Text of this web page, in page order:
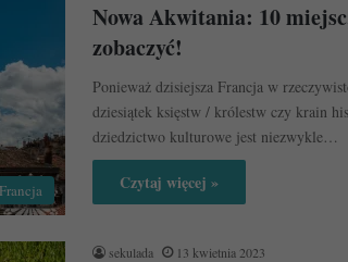
Francja
Nowa Akwitania: 10
zobaczyć!
Ponieważ dzisiejsza Francja w
dziesiątek księstw / królestw czy krain
dziedzictwo kulturowe jest niezwykle…
Czytaj więcej »
sekulada 13 kwietnia 2023